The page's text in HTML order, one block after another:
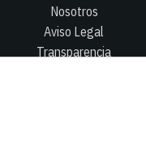
Nosotros
Aviso Legal
Transparencia